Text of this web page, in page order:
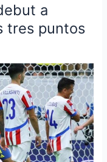
a
tres puntos